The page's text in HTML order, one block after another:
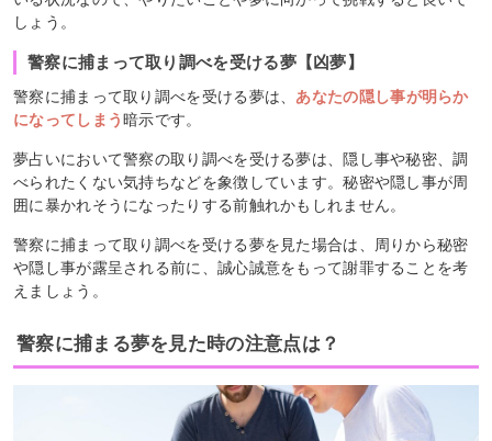
しょう。
警察に捕まって取り調べを受ける夢【凶夢】
警察に捕まって取り調べを受ける夢は、 あなたの隠し事が明らか
になってしまう暗示です。
夢占いにおいて警察の取り調べを受ける夢は、隠し事や秘密、調
べられたくない気持ちなどを象徴しています。秘密や隠し事が周
囲に暴かれそうになったりする前触れかもしれません。
警察に捕まって取り調べを受ける夢を見た場合は、周りから秘密
や隠し事が露呈される前に、誠心誠意をもって謝罪することを考
えましょう。
警察に捕まる夢を見た時の注意点は？